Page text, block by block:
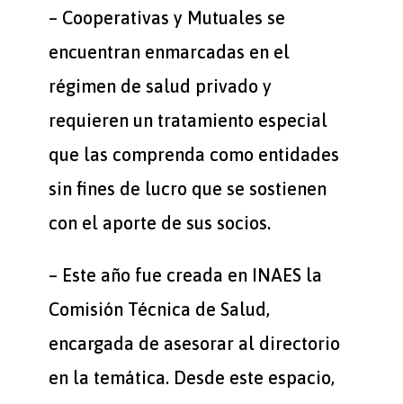
– Cooperativas y Mutuales se
encuentran enmarcadas en el
régimen de salud privado y
requieren un tratamiento especial
que las comprenda como entidades
sin fines de lucro que se sostienen
con el aporte de sus socios.
– Este año fue creada en INAES la
Comisión Técnica de Salud,
encargada de asesorar al directorio
en la temática. Desde este espacio,